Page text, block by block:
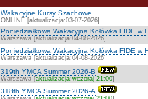
Wakacyjne Kursy Szachowe
ONLINE [aktualizacja:03-07-2026]
Poniedziałkowa Wakacyjna Kołówka FIDE w
Warszawa [aktualizacja:04-08-2026]
Poniedziałkowa Wakacyjna Kołówka FIDE w
Warszawa [aktualizacja:04-08-2026]
319th YMCA Summer 2026-B
Warszawa [aktualizacja:wczoraj 21:00]
318th YMCA Summer 2026-A